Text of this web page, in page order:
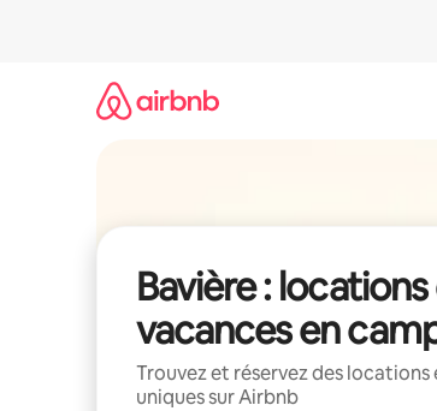
Bavière :
vacances en
Trouvez et réservez des locations
uniques sur Airbnb